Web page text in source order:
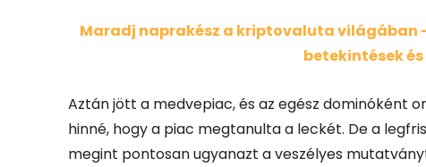
Maradj naprakész a kriptovaluta világában
betekintések
Aztán jött a medvepiac, és az egész dominóként
hinné, hogy a piac megtanulta a leckét. De a
megint pontosan ugyanazt a veszélyes